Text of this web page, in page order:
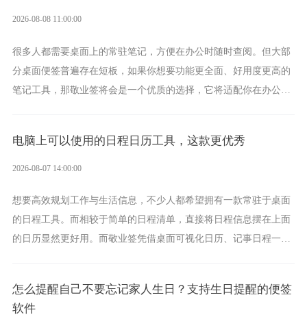
2026-08-08 11:00:00
很多人都需要桌面上的常驻笔记，方便在办公时随时查阅。但大部
分桌面便签普遍存在短板，如果你想要功能更全面、好用度更高的
笔记工具，那敬业签将会是一个优质的选择，它将适配你在办公、
电脑上可以使用的日程日历工具，这款更优秀
2026-08-07 14:00:00
想要高效规划工作与生活信息，不少人都希望拥有一款常驻于桌面
的日程工具。而相较于简单的日程清单，直接将日程信息摆在上面
的日历显然更好用。而敬业签凭借桌面可视化日历、记事日程一体
怎么提醒自己不要忘记家人生日？支持生日提醒的便签
软件